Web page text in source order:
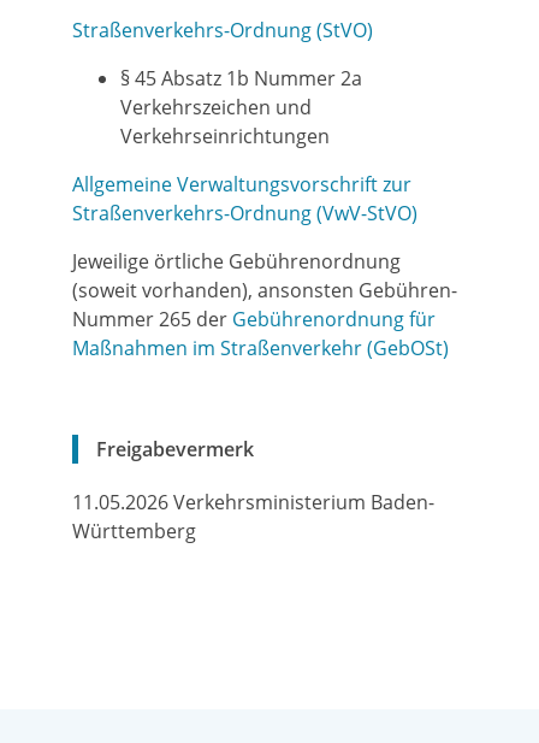
Straßenverkehrs-Ordnung (StVO)
§ 45 Absatz 1b Nummer 2a
Verkehrszeichen und
Verkehrseinrichtungen
Allgemeine Verwaltungsvorschrift zur
Straßenverkehrs-Ordnung (VwV-StVO)
Jeweilige örtliche Gebührenordnung
(soweit vorhanden), ansonsten Gebühren-
Nummer 265 der Gebührenordnung für
Maßnahmen im Straßenverkehr (GebOSt)
Freigabevermerk
11.05.2026 Verkehrsministerium Baden-
Württemberg